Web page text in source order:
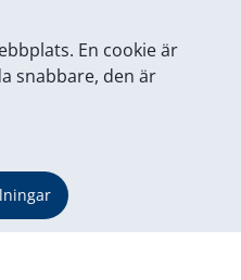
En cookie är
snabbare, den är